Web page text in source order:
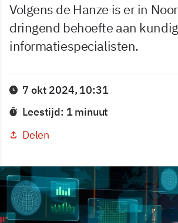
Volgens de Hanze is er in
dringend behoefte aan
informatiespecialisten.
7 okt 2024, 10:31
Leestijd: 1 minuut
Delen